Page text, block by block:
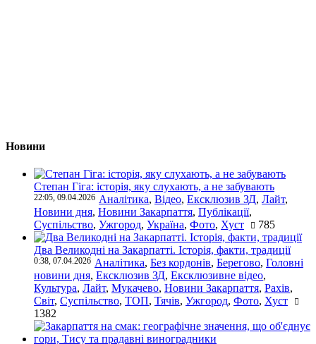
Новини
Степан Гіга: історія, яку слухають, а не забувають
22:05, 09.04.2026 Аналітика, Відео, Ексклюзив ЗД, Лайт,
Новини дня, Новини Закарпаття, Публікації,
Суспільство, Ужгород, Україна, Фото, Хуст 785
Два Великодні на Закарпатті. Історія, факти, традиції
0:38, 07.04.2026 Аналітика, Без кордонів, Берегово, Головні
новини дня, Ексклюзив ЗД, Ексклюзивне відео,
Культура, Лайт, Мукачево, Новини Закарпаття, Рахів,
Світ, Суспільство, ТОП, Тячів, Ужгород, Фото, Хуст
1382